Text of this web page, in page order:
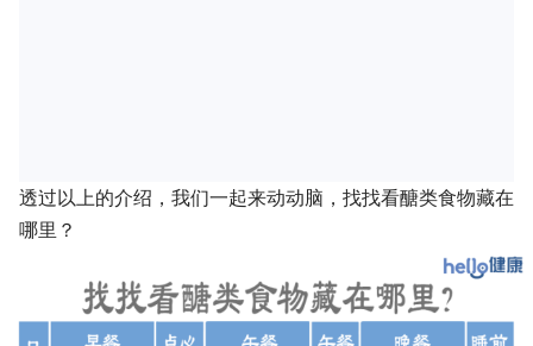
透过以上的介绍，我们一起来动动脑，找找看醣类食物藏在
哪里？